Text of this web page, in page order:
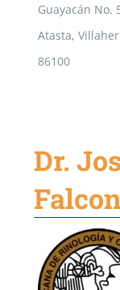
Guayacán No.
Atasta,
86100
Dr.